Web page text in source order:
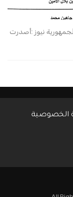
نيوز :أصدرت
الخصوصية